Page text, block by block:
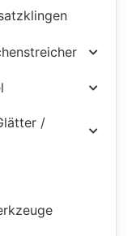
/